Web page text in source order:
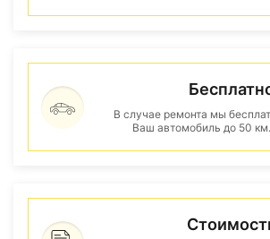
В случае ремонта мы
Ваш автомобиль до 50